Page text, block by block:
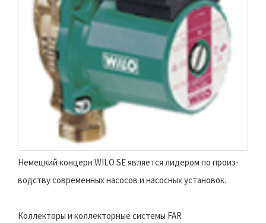
Немецкий концерн WILO SE является лидером по произ-
водству современных насосов и насосных установок.
Коллекторы и коллекторные системы FAR